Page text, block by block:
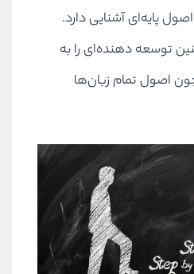
پایه‌ای آشنایی دارد.
توسعه دهنده‌ای را به
اصول تمام زبان‌ها